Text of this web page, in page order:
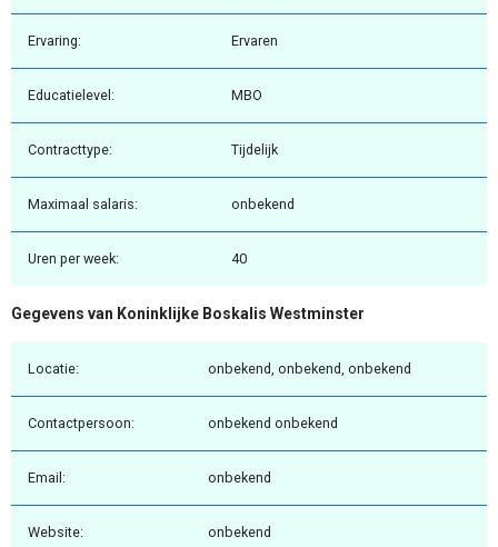
Ervaring: Ervaren
Educatielevel: MBO
Contracttype: Tijdelijk
Maximaal salaris: onbekend
Uren per week: 40
Gegevens van Koninklijke Boskalis Westminster
Locatie: onbekend, onbekend, onbekend
Contactpersoon: onbekend onbekend
Email: onbekend
Website: onbekend